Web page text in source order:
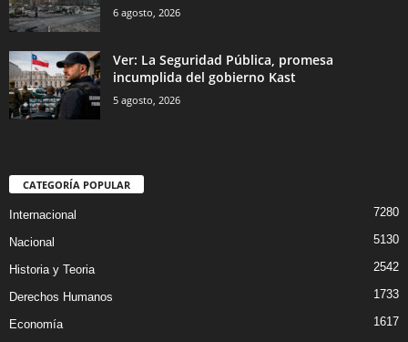
6 agosto, 2026
Ver: La Seguridad Pública, promesa
incumplida del gobierno Kast
5 agosto, 2026
CATEGORÍA POPULAR
Internacional 7280
Nacional 5130
Historia y Teoria 2542
Derechos Humanos 1733
Economía 1617